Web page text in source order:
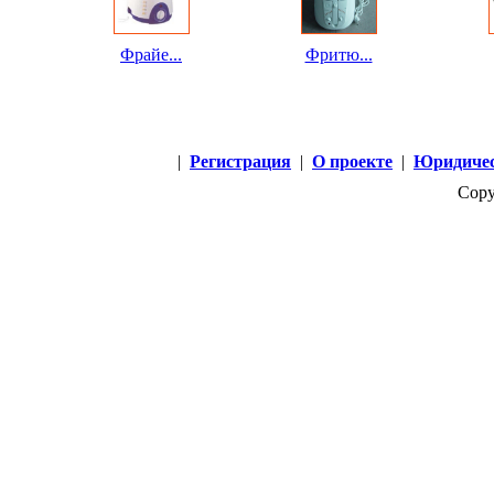
Фрайе... Фритю...
| Регистрация | О проекте |